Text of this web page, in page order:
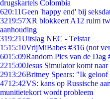
drugskartels Colombia
620:11Geen 'happy end' bij
3219:57XR blokkeert A12 ruim
aanhouding
319:21Uitslag NEC - Telstar
1515:10VrijMiBabes #316 (not
6015:09Random Pics van de Dag
2215:00Jesus Simulator komt
2913:26Britney Spears: "Ik geloof
4712:42VS: kans op Russische
munitietekort wordt probleem